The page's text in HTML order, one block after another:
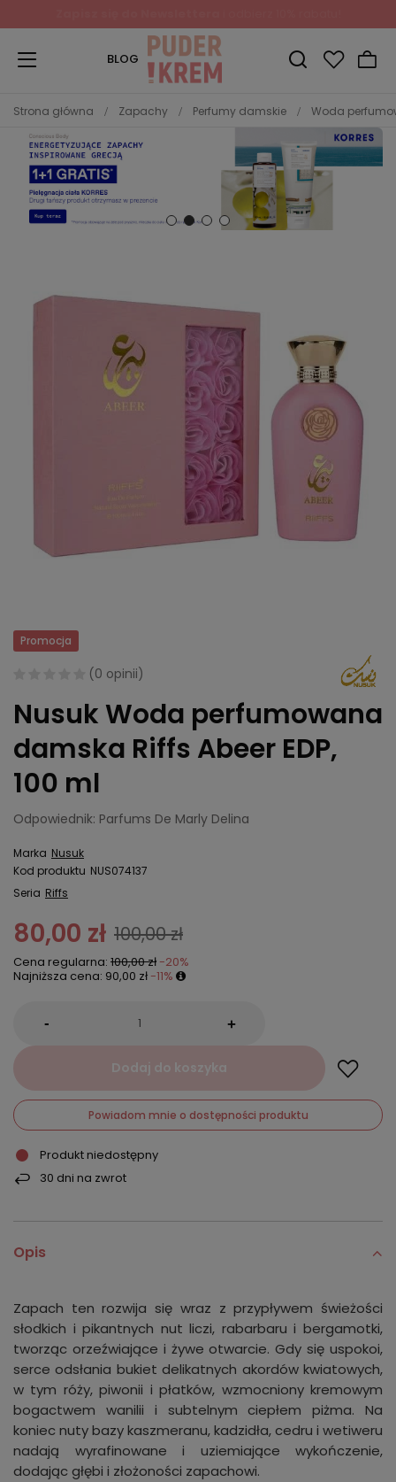
BLOG
Strona główna Zapachy Perfumy damskie Woda
Promocja
(0 opinii)
Nusuk Woda perfumowana
damska Riffs Abeer EDP,
100 ml
Odpowiednik: Parfums De Marly Delina
Marka Nusuk
Kod produktu NUS074137
Seria Riffs
80,00 zł 100,00 zł
Cena regularna: 100,00 zł -20%
Najniższa cena: 90,00 zł -11%
- +
Dodaj do koszyka
Powiadom mnie o dostępności produktu
Produkt niedostępny
30 dni na zwrot
Opis
Zapach ten rozwija się wraz z przypływem świeżości
słodkich i pikantnych nut liczi, rabarbaru i bergamotki,
tworząc orzeźwiające i żywe otwarcie. Gdy się uspokoi,
serce odsłania bukiet delikatnych akordów kwiatowych,
w tym róży, piwonii i płatków, wzmocniony kremowym
bogactwem wanilii i subtelnym ciepłem piżma. Na
koniec nuty bazy kaszmeranu, kadzidła, cedru i wetiweru
nadają wyrafinowane i uziemiające wykończenie,
dodając głębi i złożoności zapachowi.